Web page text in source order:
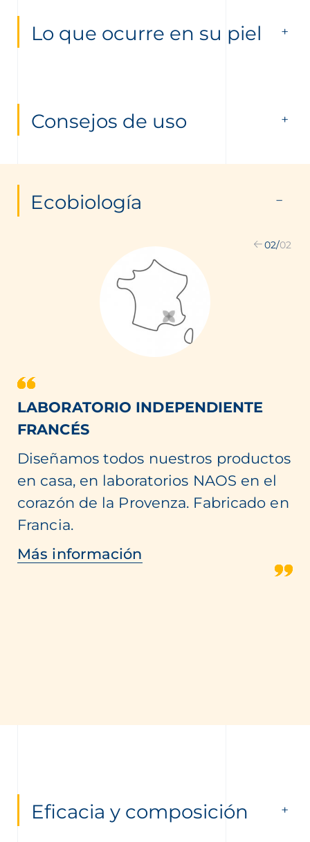
Lo que ocurre en su piel
Consejos de uso
Ecobiología
LABORATORIO INDEPENDIENTE
FRANCÉS
Diseñamos todos nuestros productos
en casa, en laboratorios NAOS en el
corazón de la Provenza. Fabricado en
Francia.
Más información
02/02
Eficacia y composición